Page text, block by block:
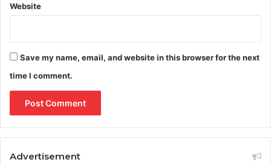
Website
Save my name, email, and website in this browser for the next
time I comment.
Advertisement